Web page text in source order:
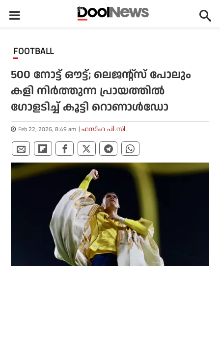
FOOTBALL
500 നോട്ട് ഔട്ട്; ലെജന്റ്‌സ് പോലും
കളി നിര്‍ത്തുന്ന പ്രായത്തില്‍
ഗോളടിച്ച് കൂട്ടി റൊണാള്‍ഡോ
Feb 22, 2026, 8:49 am ഫസീഹ പി.സി.